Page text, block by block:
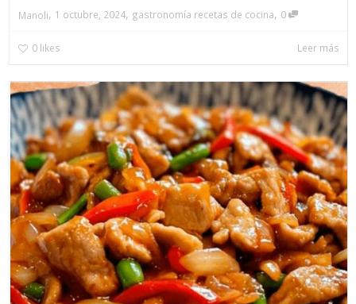
Manoli, 1 octubre, 2024, gastronomía recetas de cocina, 0
0 likes Leer más